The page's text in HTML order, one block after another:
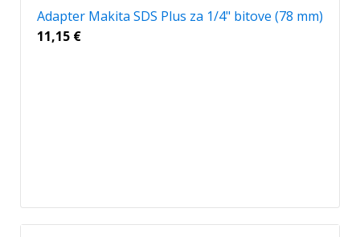
Adapter Makita SDS Plus za 1/4" bitove (78 mm)
11,15 €